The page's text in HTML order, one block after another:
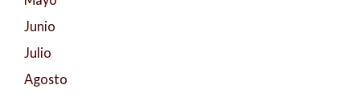
Junio
Julio
Agosto